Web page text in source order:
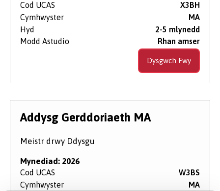
Cod UCAS
X3BH
Cymhwyster
MA
Hyd
2-5 mlynedd
Modd Astudio
Rhan amser
Dysgwch Fwy
Addysg Gerddoriaeth MA
Meistr drwy Ddysgu
Mynediad: 2026
Cod UCAS
W3BS
Cymhwyster
MA